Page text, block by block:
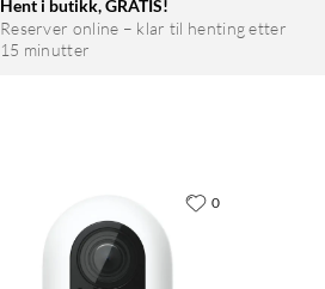
Hent i butikk, GRATIS!
Reserver online – klar til henting etter
15 minutter
0